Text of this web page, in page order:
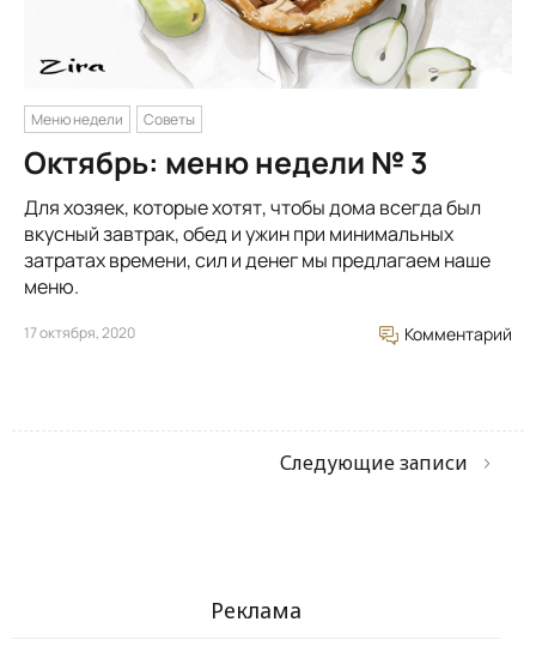
Меню недели Советы
Октябрь: меню недели № 3
Для хозяек, которые хотят, чтобы дома всегда был
вкусный завтрак, обед и ужин при минимальных
затратах времени, сил и денег мы предлагаем наше
меню.
17 октября, 2020 Комментарий
Следующие записи
Реклама